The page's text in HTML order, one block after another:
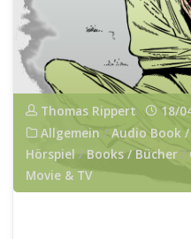
Thomas Rippert
18/
Allgemein / Audio Book
Hörspiel / Books / Bücher /
Movie & TV